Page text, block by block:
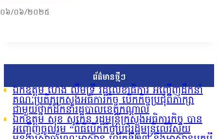
០៦/០៦/២០២៥
ព័ត៌មានថ្មីៗ
ឯកឧត្តម ហេង លឹមទ្រី រដ្ឋលេខាធិការ អញ្ជើញដឹកនាំ
គណៈប្រតិភូក្រសួងអធិការកិច្ច បើកកិច្ចប្រជុំពិភាក្សា
ជាមួយថ្នាក់ដឹកនាំរដ្ឋបាលខេត្តកណ្តាល
ឯកឧត្តម សុខ សូកេន រដ្ឋមន្រ្តីក្រសួងអធិការកិច្ច បាន
អញ្ជើញចូលរួម “ពិធីបើកកិច្ចប្រជុំរដ្ឋមន្ត្រីលើវិស័យ